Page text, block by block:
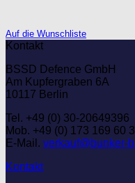
Auf die Wunschliste
Kontakt
BSSD Defence GmbH
Am Kupfergraben 6A
10117 Berlin
Tel. +49 (0) 30-20649396
Mob. +49 (0) 173 169 60
E-Mail. verkauf@bunker-
Kontakt